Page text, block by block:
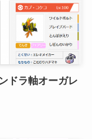
ドラ軸オーガレ